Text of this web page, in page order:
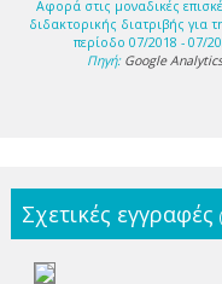
Αφορά στις μοναδικές
διδακτορικής διατριβής για
περίοδο 07/2018 - 07/
Πηγή: Google
Σχετικές εγγραφές